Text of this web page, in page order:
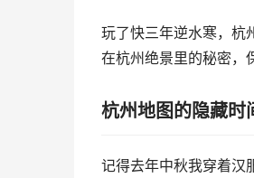
玩了快三年逆水寒，杭
在杭州绝景里的秘密，
杭州地图的隐藏时
记得去年中秋我穿着汉